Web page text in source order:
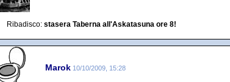
Ribadisco: stasera Taberna all'Askatasuna ore 8!
Marok 10/10/2009, 15:28